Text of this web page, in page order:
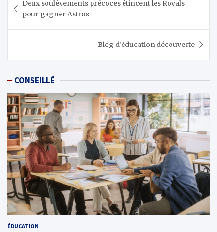
de
l’article
Deux soulèvements précoces étincent les Royals
pour gagner Astros
Blog d’éducation découverte
CONSEILLÉ
ÉDUCATION